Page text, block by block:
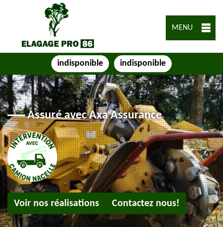
MENU
indisponible indisponible
Assuré avec Axa Assurance
Voir nos réalisations Contactez nous!